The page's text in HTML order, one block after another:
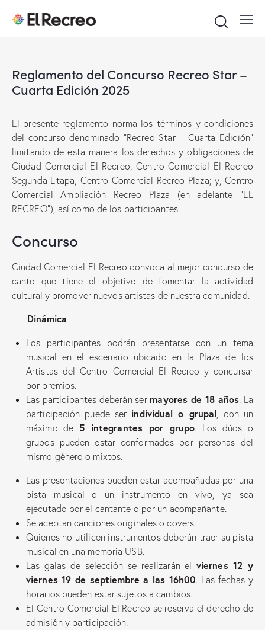
Reglamento del Concurso Recreo Star –
Cuarta Edición 2025
El presente reglamento norma los términos y condiciones
del concurso denominado “Recreo Star – Cuarta Edición”
limitando de esta manera los derechos y obligaciones de
Ciudad Comercial El Recreo, Centro Comercial El Recreo
Segunda Etapa, Centro Comercial Recreo Plaza; y, Centro
Comercial Ampliación Recreo Plaza (en adelante “EL
RECREO”), así como de los participantes.
Concurso
Ciudad Comercial El Recreo convoca al mejor concurso de
canto que tiene el objetivo de fomentar la actividad
cultural y promover nuevos artistas de nuestra comunidad.
Dinámica
Los participantes podrán presentarse con un tema
musical en el escenario ubicado en la Plaza de los
Artistas del Centro Comercial El Recreo y concursar
por premios.
Las participantes deberán ser mayores de 18 años. La
participación puede ser individual o grupal, con un
máximo de 5 integrantes por grupo. Los dúos o
grupos pueden estar conformados por personas del
mismo género o mixtos.
Las presentaciones pueden estar acompañadas por una
pista musical o un instrumento en vivo, ya sea
ejecutado por el cantante o por un acompañante.
Se aceptan canciones originales o covers.
Quienes no utilicen instrumentos deberán traer su pista
musical en una memoria USB.
Las galas de selección se realizarán el viernes 12 y
viernes 19 de septiembre a las 16h00. Las fechas y
horarios pueden estar sujetos a cambios.
El Centro Comercial El Recreo se reserva el derecho de
admisión y participación.